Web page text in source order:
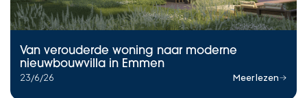
Van verouderde woning naar moderne
nieuwbouwvilla in Emmen
23/6/26
Meer lezen